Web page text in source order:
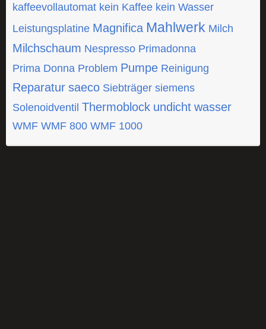
kaffeevollautomat kein Kaffee kein Wasser
Leistungsplatine Magnifica Mahlwerk Milch
Milchschaum Nespresso Primadonna
Prima Donna Problem Pumpe Reinigung
Reparatur saeco Siebträger siemens
Solenoidventil Thermoblock undicht wasser
WMF WMF 800 WMF 1000